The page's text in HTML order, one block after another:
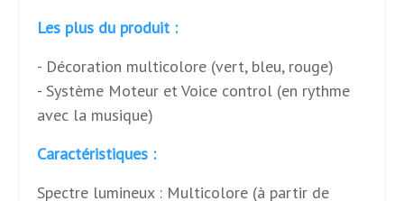
Les plus du produit :
- Décoration multicolore (vert, bleu, rouge)
- Système Moteur et Voice control (en rythme
avec la musique)
Caractéristiques :
Spectre lumineux : Multicolore (à partir de